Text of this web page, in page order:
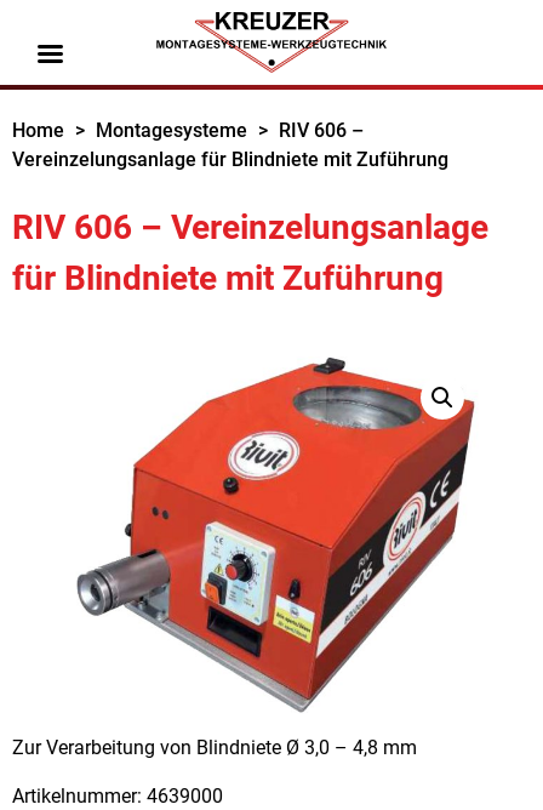
Home > Montagesysteme > RIV 606 –
Vereinzelungsanlage für Blindniete mit Zuführung
RIV 606 – Vereinzelungsanlage
für Blindniete mit Zuführung
Zur Verarbeitung von Blindniete Ø 3,0 – 4,8 mm
Artikelnummer: 4639000